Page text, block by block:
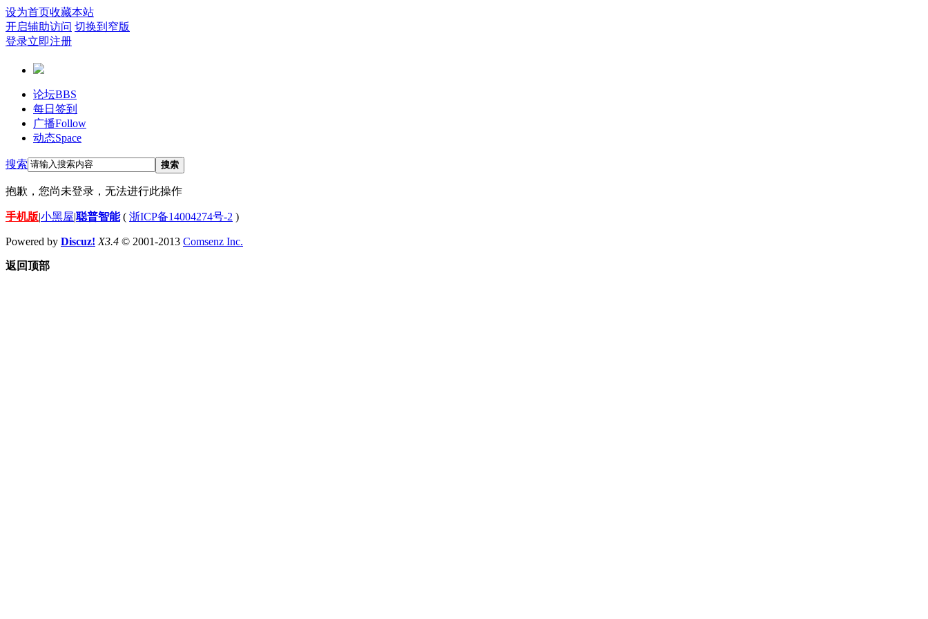
设为首页收藏本站
开启辅助访问 切换到窄版
登录立即注册
论坛BBS
每日签到
广播Follow
动态Space
搜索 搜索
抱歉，您尚未登录，无法进行此操作
手机版|小黑屋|聪普智能( 浙ICP备14004274号-2 )
Powered by Discuz! X3.4 © 2001-2013 Comsenz Inc.
返回顶部